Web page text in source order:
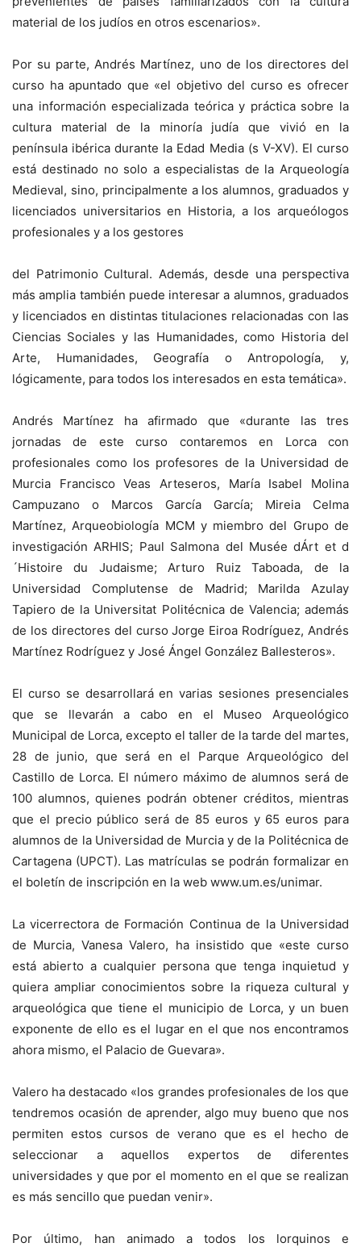
material de los judíos en otros escenarios».
Por su parte, Andrés Martínez, uno de los directores del
curso ha apuntado que «el objetivo del curso es ofrecer
una información especializada teórica y práctica sobre la
cultura material de la minoría judía que vivió en la
península ibérica durante la Edad Media (s V-XV). El curso
está destinado no solo a especialistas de la Arqueología
Medieval, sino, principalmente a los alumnos, graduados y
licenciados universitarios en Historia, a los arqueólogos
profesionales y a los gestores
del Patrimonio Cultural. Además, desde una perspectiva
más amplia también puede interesar a alumnos, graduados
y licenciados en distintas titulaciones relacionadas con las
Ciencias Sociales y las Humanidades, como Historia del
Arte, Humanidades, Geografía o Antropología, y,
lógicamente, para todos los interesados en esta temática».
Andrés Martínez ha afirmado que «durante las tres
jornadas de este curso contaremos en Lorca con
profesionales como los profesores de la Universidad de
Murcia Francisco Veas Arteseros, María Isabel Molina
Campuzano o Marcos García García; Mireia Celma
Martínez, Arqueobiología MCM y miembro del Grupo de
investigación ARHIS; Paul Salmona del Musée dÁrt et d
´Histoire du Judaisme; Arturo Ruiz Taboada, de la
Universidad Complutense de Madrid; Marilda Azulay
Tapiero de la Universitat Politécnica de Valencia; además
de los directores del curso Jorge Eiroa Rodríguez, Andrés
Martínez Rodríguez y José Ángel González Ballesteros».
El curso se desarrollará en varias sesiones presenciales
que se llevarán a cabo en el Museo Arqueológico
Municipal de Lorca, excepto el taller de la tarde del martes,
28 de junio, que será en el Parque Arqueológico del
Castillo de Lorca. El número máximo de alumnos será de
100 alumnos, quienes podrán obtener créditos, mientras
que el precio público será de 85 euros y 65 euros para
alumnos de la Universidad de Murcia y de la Politécnica de
Cartagena (UPCT). Las matrículas se podrán formalizar en
el boletín de inscripción en la web www.um.es/unimar.
La vicerrectora de Formación Continua de la Universidad
de Murcia, Vanesa Valero, ha insistido que «este curso
está abierto a cualquier persona que tenga inquietud y
quiera ampliar conocimientos sobre la riqueza cultural y
arqueológica que tiene el municipio de Lorca, y un buen
exponente de ello es el lugar en el que nos encontramos
ahora mismo, el Palacio de Guevara».
Valero ha destacado «los grandes profesionales de los que
tendremos ocasión de aprender, algo muy bueno que nos
permiten estos cursos de verano que es el hecho de
seleccionar a aquellos expertos de diferentes
universidades y que por el momento en el que se realizan
es más sencillo que puedan venir».
Por último, han animado a todos los lorquinos e